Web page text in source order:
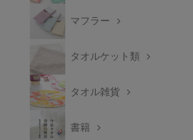
マフラー
タオルケット類
タオル雑貨
書籍